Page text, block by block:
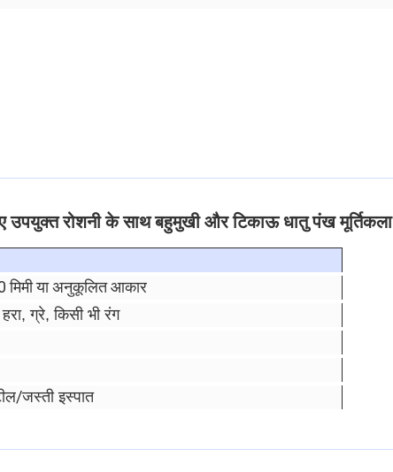
उपयुक्त रोशनी के साथ बहुमुखी और टिकाऊ धातु पंख मूर्तिकला
मिमी या अनुकूलित आकार
ग्रे, किसी भी रंग
जस्ती इस्पात